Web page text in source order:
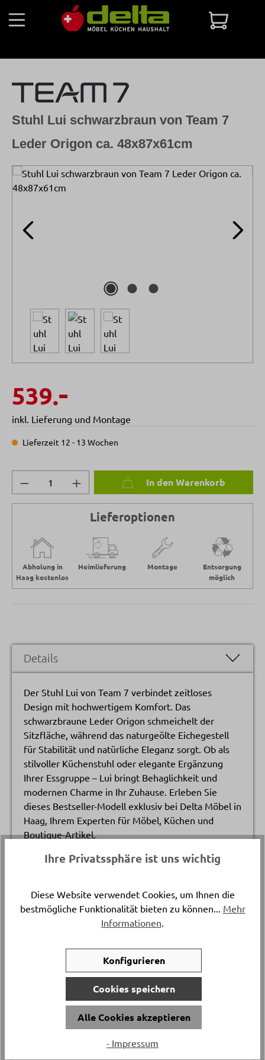
Zum Hauptinhalt springen
Bildergalerie überspringen
Stuhl Lui schwarzbraun von Team 7
Leder Origon ca. 48x87x61cm
539.-
inkl. Lieferung und Montage
Lieferzeit 12 - 13 Wochen
Produkt Anzahl: Gib den gewünschten
In den Warenkorb
Lieferoptionen
Abholung in
Haag kostenlos
Heimlieferung Montage
Entsorgung
möglich
Details
Der Stuhl Lui von Team 7 verbindet zeitloses
Design mit hochwertigem Komfort. Das
schwarzbraune Leder Origon schmeichelt der
Sitzfläche, während das naturgeölte Eichegestell
für Stabilität und natürliche Eleganz sorgt. Ob als
stilvoller Küchenstuhl oder elegante Ergänzung
Ihrer Essgruppe – Lui bringt Behaglichkeit und
modernen Charme in Ihr Zuhause. Erleben Sie
dieses Bestseller-Modell exklusiv bei Delta Möbel in
Haag, Ihrem Experten für Möbel, Küchen und
Boutique-Artikel.
In verschiedenen Variationen erhältlich.
Katalogpreis
-
Artikelnummer
Gestellmaterial
Eiche Naturöl
Versand & Lieferung
Ihre Privatssphäre ist uns wichtig
Diese Website verwendet Cookies, um Ihnen die
bestmögliche Funktionalität bieten zu können... Mehr
Informationen
Konfigurieren
Cookies speichern
Alle Cookies akzeptieren
- Impressum